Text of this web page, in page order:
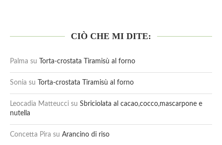
CIÒ CHE MI DITE:
Palma su Torta-crostata Tiramisù al forno
Sonia su Torta-crostata Tiramisù al forno
Leocadia Matteucci su Sbriciolata al cacao,cocco,mascarpone e
nutella
Concetta Pira su Arancino di riso